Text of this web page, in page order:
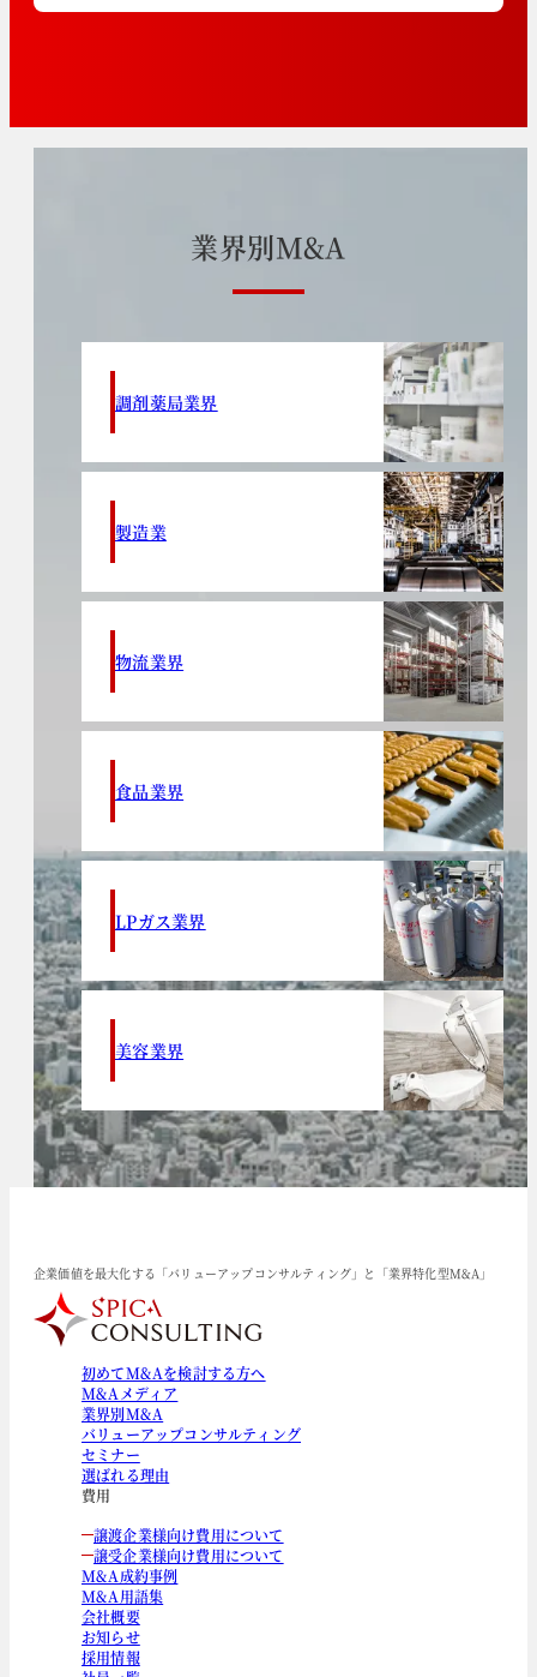
業界別M&A
調剤薬局業界
製造業
物流業界
食品業界
LPガス業界
美容業界
企業価値を最大化する「バリューアップコンサルティング」と「業界特化型M&A」
初めてM&Aを検討する方へ
M&Aメディア
業界別M&A
バリューアップコンサルティング
セミナー
選ばれる理由
費用
譲渡企業様向け費用について
譲受企業様向け費用について
M&A成約事例
M&A用語集
会社概要
お知らせ
採用情報